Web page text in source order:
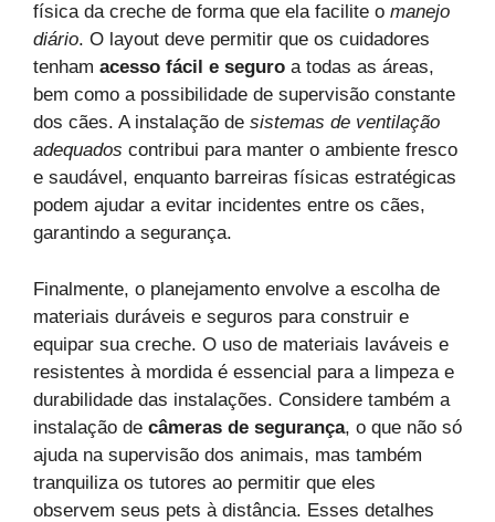
física da creche de forma que ela facilite o manejo
diário. O layout deve permitir que os cuidadores
tenham acesso fácil e seguro a todas as áreas,
bem como a possibilidade de supervisão constante
dos cães. A instalação de sistemas de ventilação
adequados contribui para manter o ambiente fresco
e saudável, enquanto barreiras físicas estratégicas
podem ajudar a evitar incidentes entre os cães,
garantindo a segurança.
Finalmente, o planejamento envolve a escolha de
materiais duráveis e seguros para construir e
equipar sua creche. O uso de materiais laváveis e
resistentes à mordida é essencial para a limpeza e
durabilidade das instalações. Considere também a
instalação de câmeras de segurança, o que não só
ajuda na supervisão dos animais, mas também
tranquiliza os tutores ao permitir que eles
observem seus pets à distância. Esses detalhes